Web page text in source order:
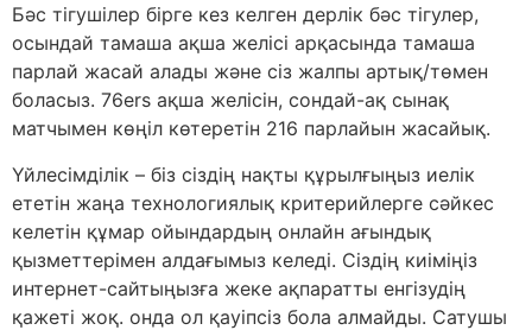
Бәс тігушілер бірге кез келген дерлік бәс тігулер,
осындай тамаша ақша желісі арқасында тамаша
парлай жасай алады және сіз жалпы артық/төмен
боласыз. 76ers ақша желісін, сондай-ақ сынақ
матчымен көңіл көтеретін 216 парлайын жасайық.
Үйлесімділік – біз сіздің нақты құрылғыңыз иелік
ететін жаңа технологиялық критерийлерге сәйкес
келетін құмар ойындардың онлайн ағындық
қызметтерімен алдағымыз келеді. Сіздің киіміңіз
интернет-сайтыңызға жеке ақпаратты енгізудің
қажеті жоқ. онда ол қауіпсіз бола алмайды. Сатушы